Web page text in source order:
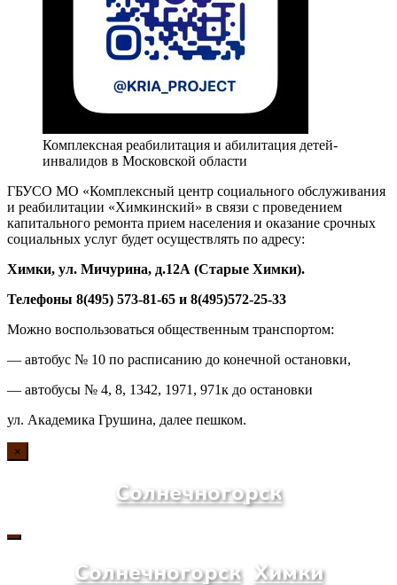
Комплексная реабилитация и абилитация детей-
инвалидов в Московской области
ГБУСО МО «Комплексный центр социального обслуживания
и реабилитации «Химкинский» в связи с проведением
капитального ремонта прием населения и оказание срочных
социальных услуг будет осуществлять по адресу:
Химки, ул. Мичурина, д.12А (Старые Химки).
Телефоны 8(495) 573-81-65 и 8(495)572-25-33
Можно воспользоваться общественным транспортом:
— автобус № 10 по расписанию до конечной остановки,
— автобусы № 4, 8, 1342, 1971, 971к до остановки
ул. Академика Грушина, далее пешком.
×
Солнечногорск
Солнечногорск Химки